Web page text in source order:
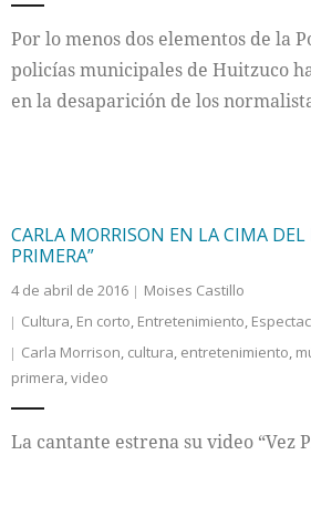
Por lo menos dos elementos de la
policías municipales de Huitzuco
en la desaparición de los
CARLA MORRISON EN LA CIMA DEL
PRIMERA”
4 de abril de 2016
Moises Castillo
Cultura, En corto, Entretenimiento,
Carla Morrison, cultura, entretenimiento,
primera,video
La cantante estrena su video “Vez